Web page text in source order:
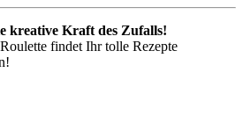
kreative Kraft des Zufalls!
findet Ihr tolle Rezepte